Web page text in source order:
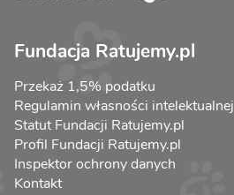
Fundacja Ratujemy.pl
Przekaż 1,5% podatku
Regulamin własności intelektualnej
Statut Fundacji Ratujemy.pl
Profil Fundacji Ratujemy.pl
Inspektor ochrony danych
Kontakt